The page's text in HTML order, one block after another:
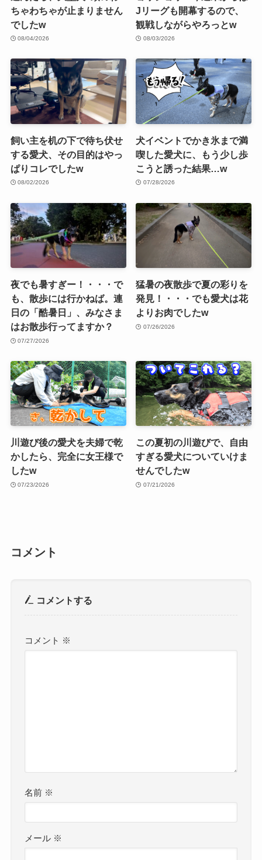
ちゃわちゃが止まりません
でしたw
08/04/2026
Jリーグも開幕するので、
観戦しながらやろっとw
08/03/2026
飼い主を机の下で待ち伏せ
する愛犬、その目的はやっ
ぱりコレでしたw
08/02/2026
犬イベントでかき氷まで満
喫した愛犬に、もう少し歩
こうと誘った結果…w
07/28/2026
夜でも暑すぎー！・・・で
も、散歩には行かねば。連
日の「酷暑日」、みなさま
はお散歩行ってますか？
07/27/2026
猛暑の夜散歩で夏の彩りを
発見！・・・でも愛犬は花
よりお肉でしたw
07/26/2026
川遊び後の愛犬を夫婦で乾
かしたら、完全に女王様で
したw
07/23/2026
この夏初の川遊びで、自由
すぎる愛犬についていけま
せんでしたw
07/21/2026
コメント
コメントする
コメント ※
名前 ※
メール ※